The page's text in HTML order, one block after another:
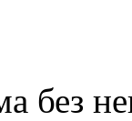
без